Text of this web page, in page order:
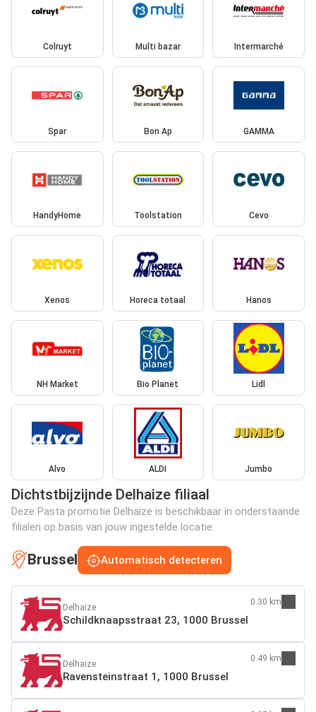
Colruyt Multi bazar Intermarché
Spar Bon Ap GAMMA
HandyHome Toolstation Cevo
Xenos Horeca totaal Hanos
NH Market Bio Planet Lidl
Alvo ALDI Jumbo
Dichtstbijzijnde Delhaize filiaal
Deze Pasta promotie Delhaize is beschikbaar in onderstaande
filialen op basis van jouw ingestelde locatie:
Brussel Automatisch detecteren
Delhaize
Schildknaapsstraat 23, 1000 Brussel
0.30 km
Delhaize
Ravensteinstraat 1, 1000 Brussel
0.49 km